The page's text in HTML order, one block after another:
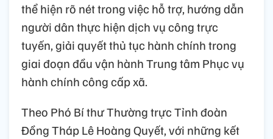
thể hiện rõ nét trong việc hỗ trợ, hướng dẫn
người dân thực hiện dịch vụ công trực
tuyến, giải quyết thủ tục hành chính trong
giai đoạn đầu vận hành Trung tâm Phục vụ
hành chính công cấp xã.
Theo Phó Bí thư Thường trực Tỉnh đoàn
Đồng Tháp Lê Hoàng Quyết, với những kết